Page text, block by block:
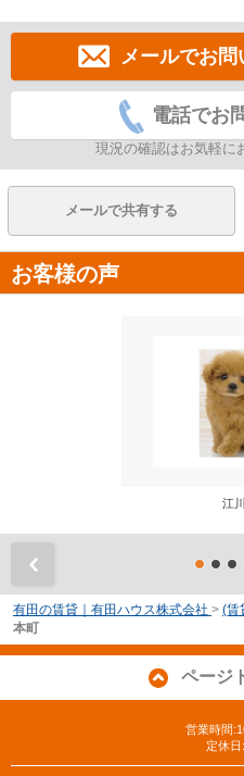
メールでお問
電話でお
現況の確認はお気軽に
メールで共有する
お客様の声
江
有田の賃貸｜有田ハウス株式会社 > (賃
本町
ページ
営業時間
定休日